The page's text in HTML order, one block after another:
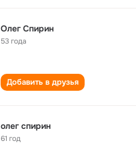
Олег Спирин
53 года
Добавить в друзья
олег спирин
61 год